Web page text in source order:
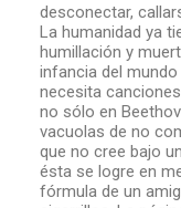
desconectar,
La humanidad ya
humillación y
infancia del
necesita
no sólo en
vacuolas de no
que no cree bajo
ésta se logre en
fórmula de un